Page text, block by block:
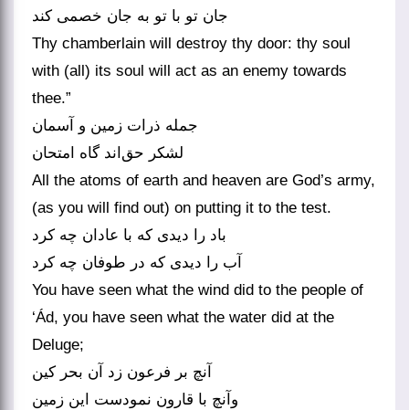
جان تو با تو به جان خصمی کند
Thy chamberlain will destroy thy door: thy soul
with (all) its soul will act as an enemy towards
thee.”
جمله ذرات زمین و آسمان
لشکر حق‌اند گاه امتحان
All the atoms of earth and heaven are God’s army,
(as you will find out) on putting it to the test.
باد را دیدی که با عادان چه کرد
آب را دیدی که در طوفان چه کرد
You have seen what the wind did to the people of
‘Ád, you have seen what the water did at the
Deluge;
آنچ بر فرعون زد آن بحر کین
وآنچ با قارون نمودست این زمین